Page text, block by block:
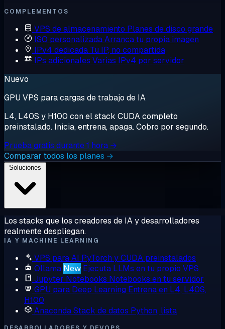
COMPLEMENTOS
VPS de almacenamiento Planes de disco grande
ISO personalizadaArranca tu propia imagen
IPv4 dedicada Tu IP, no compartida
IPs adicionales Varias IPv4 por servidor
Nuevo
GPU VPS para cargas de trabajo de IA
L4, L40S y H100 con el stack CUDA completo
preinstalado. Inicia, entrena, apaga. Cobro por segundo.
Prueba gratis durante 1 hora →
Comparar todos los planes →
Los stacks que los creadores de IA y desarrolladores
realmente despliegan.
IA Y MACHINE LEARNING
VPS para AI PyTorch y CUDA preinstalados
Ollama New Ejecuta LLMs en tu propio VPS
Jupyter Notebooks Notebooks en tu servidor
GPU para Deep Learning Entrena en L4, L40S,
H100
AnacondaStack de datos Python, lista